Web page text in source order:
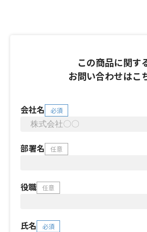
この商品に関す
お問い合わせはこ
会社名 必須
部署名 任意
役職 任意
氏名 必須